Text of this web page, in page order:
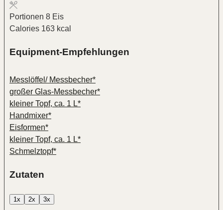
Portionen 8 Eis
Calories 163 kcal
Equipment-Empfehlungen
Messlöffel/ Messbecher*
großer Glas-Messbecher*
kleiner Topf, ca. 1 L*
Handmixer*
Eisformen*
kleiner Topf, ca. 1 L*
Schmelztopf*
Zutaten
1x 2x 3x